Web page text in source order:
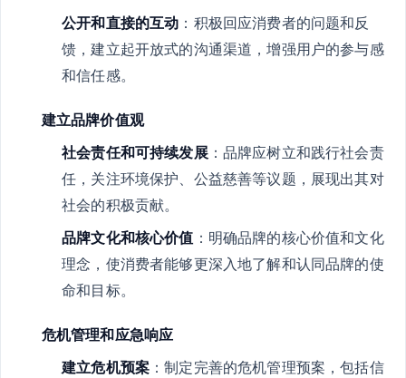
公开和直接的互动 ：积极回应消费者的问题和反
馈，建立起开放式的沟通渠道，增强用户的参与感
和信任感。
建立品牌价值观
社会责任和可持续发展：品牌应树立和践行社会责
任，关注环境保护、公益慈善等议题，展现出其对
社会的积极贡献。
品牌文化和核心价值 ：明确品牌的核心价值和文化
理念，使消费者能够更深入地了解和认同品牌的使
命和目标。
危机管理和应急响应
建立危机预案 ：制定完善的危机管理预案，包括信